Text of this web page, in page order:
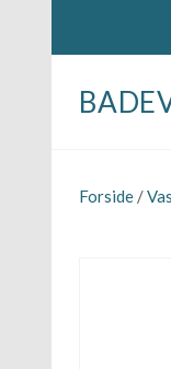
Forside /